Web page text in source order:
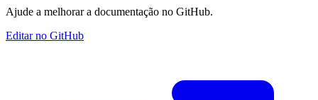
Ajude a melhorar a documentação no GitHub.
Editar no GitHub